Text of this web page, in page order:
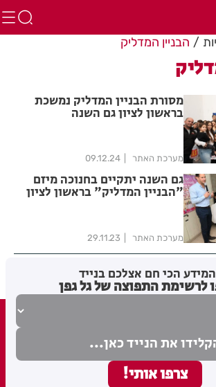
הבניין המדליק
מסורת הבניין המדליק נמשכת
בראשון לציון גם השנה
מערכת האתר 09.12.24
גם השנה יתקיים בחנוכה מיזם
"הבניין המדליק" בראשון לציון
מערכת האתר 29.11.23
הכי חם אצלכם בנייד
לרשימת התפוצה של גל גפן